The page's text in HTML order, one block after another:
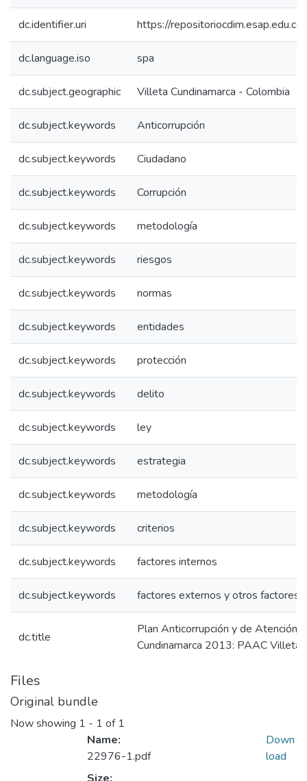
dc.identifier.uri https://
dc.language.iso spa
dc.subject.geographic Villeta Cundinamarca - Colombia
dc.subject.keywords Anticorrupción
dc.subject.keywords Ciudadano
dc.subject.keywords Corrupción
dc.subject.keywords metodología
dc.subject.keywords riesgos
dc.subject.keywords normas
dc.subject.keywords entidades
dc.subject.keywords protección
dc.subject.keywords delito
dc.subject.keywords ley
dc.subject.keywords estrategia
dc.subject.keywords metodología
dc.subject.keywords criterios
dc.subject.keywords factores internos
dc.subject.keywords factores externos y otros factores
dc.title
Plan Anticorrupción y de Atención
Cundinamarca 2013: PAAC Villeta
Files
Original bundle
Now showing 1 - 1 of 1
Name:
22976-1.pdf
Down
load